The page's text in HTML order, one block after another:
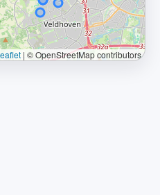
| © OpenStreetMap contributors